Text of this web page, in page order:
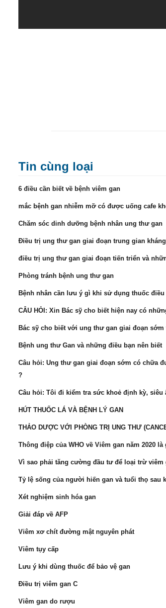
Tin cùng loại
6 điều cần biết về bệnh viêm gan
mắc bệnh gan nhiễm mỡ có được uống cafe
Chăm sóc dinh dưỡng bệnh nhân ung thư gan
Điều trị ung thư gan giai đoạn trung gian
điều trị ung thư gan giai đoạn tiến triển và
Phòng tránh bệnh ung thư gan
Bệnh nhân cần lưu ý gì khi sử dụng thuốc
CÂU HỎI: Xin Bác sỹ cho biết hiện nay có
Bác sỹ cho biết với ung thư gan giai đoạn
Bệnh ung thư Gan và những điều bạn nên biết
Câu hỏi: Ung thư gan giai đoạn sớm có chữa
?
Câu hỏi: Tôi đi kiểm tra sức khoẻ định kỳ,
HÚT THUỐC LÁ VÀ BỆNH LÝ GAN
THẢO DƯỢC VỚI PHÒNG TRỊ UNG THƯ
Thông điệp của WHO về Viêm gan năm 2020 là
Vì sao phải tăng cường đầu tư để loại trừ viêm
Tỷ lệ sống của người hiến gan và tuổi thọ sau
Xét nghiệm sinh hóa gan
Giải đáp về AFP
Viêm xơ chít đường mật nguyên phát
Viêm tụy cấp
Lưu ý khi dùng thuốc để bảo vệ gan
Điều trị viêm gan C
Viêm gan do rượu